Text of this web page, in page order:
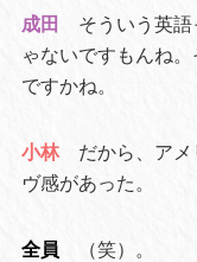
成田
そういう英
ゃないですもんね
ですかね。
小林
だから、ア
ヴ感があった。
全員 （笑）。